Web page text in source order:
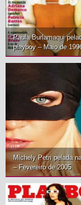
Paula Burlamaqui
playboy – Maio de
Michely Petri pelada
– Fevereiro de 2005